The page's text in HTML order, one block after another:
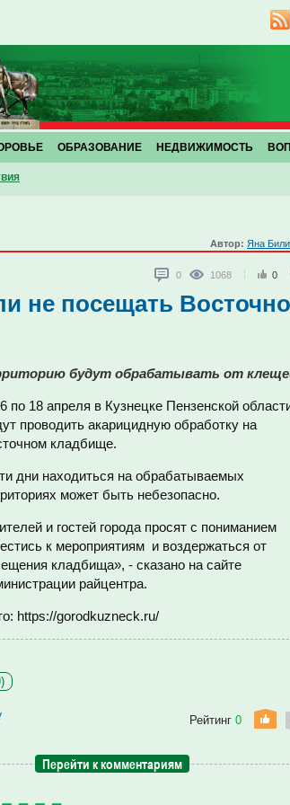
ОБРАЗОВАНИЕ НЕДВИЖИМОСТЬ
Автор: Яна
0 1068 0
не посещать
будут обрабатывать от
по 18 апреля в Кузнецке Пензенской
проводить акарицидную обработку на
кладбище.
дни находиться на обрабатываемых
может быть небезопасно.
и гостей города просят с пониманием
к мероприятиям и воздержаться от
кладбища», - сказано на сайте
райцентра.
https://gorodkuzneck.ru/
Рейтинг 0
Перейти к комментариям